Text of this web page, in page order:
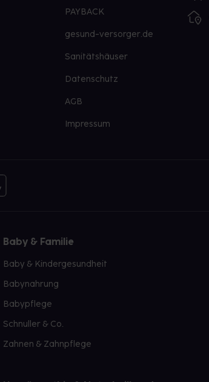
PAYBACK
gesund-versorger.de
Sanitätshäuser
Datenschutz
AGB
Impressum
Baby & Familie
Baby & Kindergesundheit
Babynahrung
Babypflege
Schnuller & Co.
Zahnen & Zahnpflege